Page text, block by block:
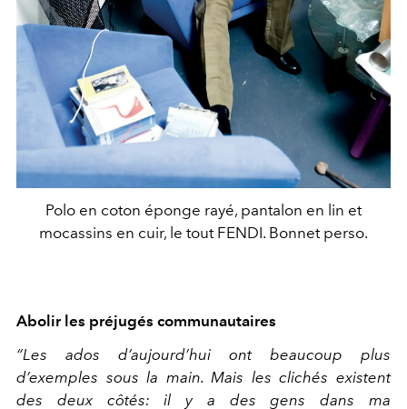
Polo en coton éponge rayé, pantalon en lin et
mocassins en cuir, le tout FENDI. Bonnet perso.
Abolir les préjugés communautaires
“Les ados d’aujourd’hui ont beaucoup plus
d’exemples sous la main. Mais les clichés existent
des deux côtés: il y a des gens dans ma